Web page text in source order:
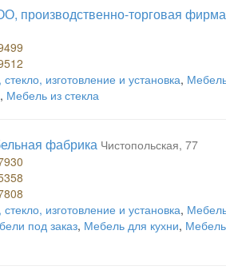
производственно-торговая фирма
изготовление и установка,
, Мебель из стекла
фабрика Чистопольская, 77
изготовление и установка,
под заказ, Мебель для кухни,